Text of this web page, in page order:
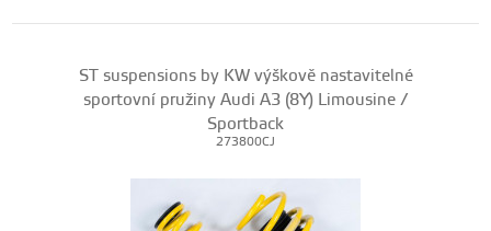
ST suspensions by KW výškově nastavitelné
sportovní pružiny Audi A3 (8Y) Limousine /
Sportback
273800CJ